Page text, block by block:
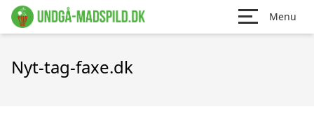
Menu
Nyt-tag-faxe.dk